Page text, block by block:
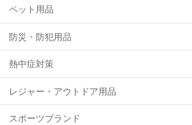
ペット用品
防災・防犯用品
熱中症対策
レジャー・アウトドア用品
スポーツブランド